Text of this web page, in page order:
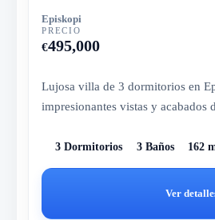
Episkopi
PRECIO
€495,000
Lujosa villa de 3 dormitorios en
impresionantes vistas y acabados
3 Dormitorios 3 Baños 162
Ver